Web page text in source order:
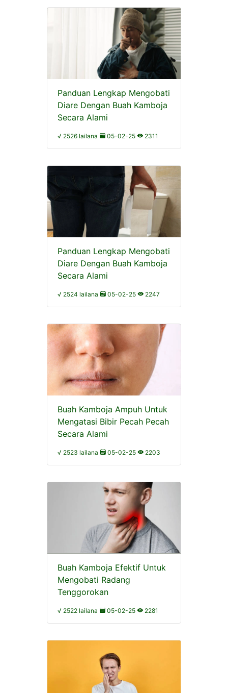
Panduan Lengkap Mengobati
Diare Dengan Buah Kamboja
Secara Alami
√ 2526 lailana 05-02-25 2311
Panduan Lengkap Mengobati
Diare Dengan Buah Kamboja
Secara Alami
√ 2524 lailana 05-02-25 2247
Buah Kamboja Ampuh Untuk
Mengatasi Bibir Pecah Pecah
Secara Alami
√ 2523 lailana 05-02-25 2203
Buah Kamboja Efektif Untuk
Mengobati Radang
Tenggorokan
√ 2522 lailana 05-02-25 2281